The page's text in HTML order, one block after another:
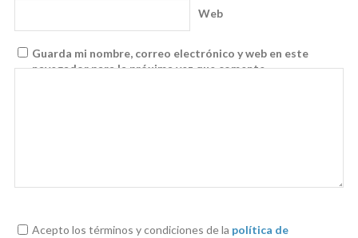
Web
Guarda mi nombre, correo electrónico y web en este
navegador para la próxima vez que comente.
Acepto los términos y condiciones de la política de